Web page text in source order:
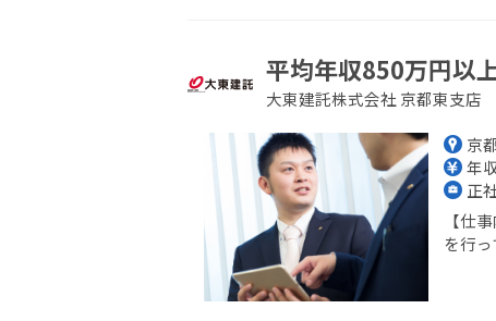
平均年収850万円以
大東建託株式会社 京都東支店
京
年
正
【仕
を行